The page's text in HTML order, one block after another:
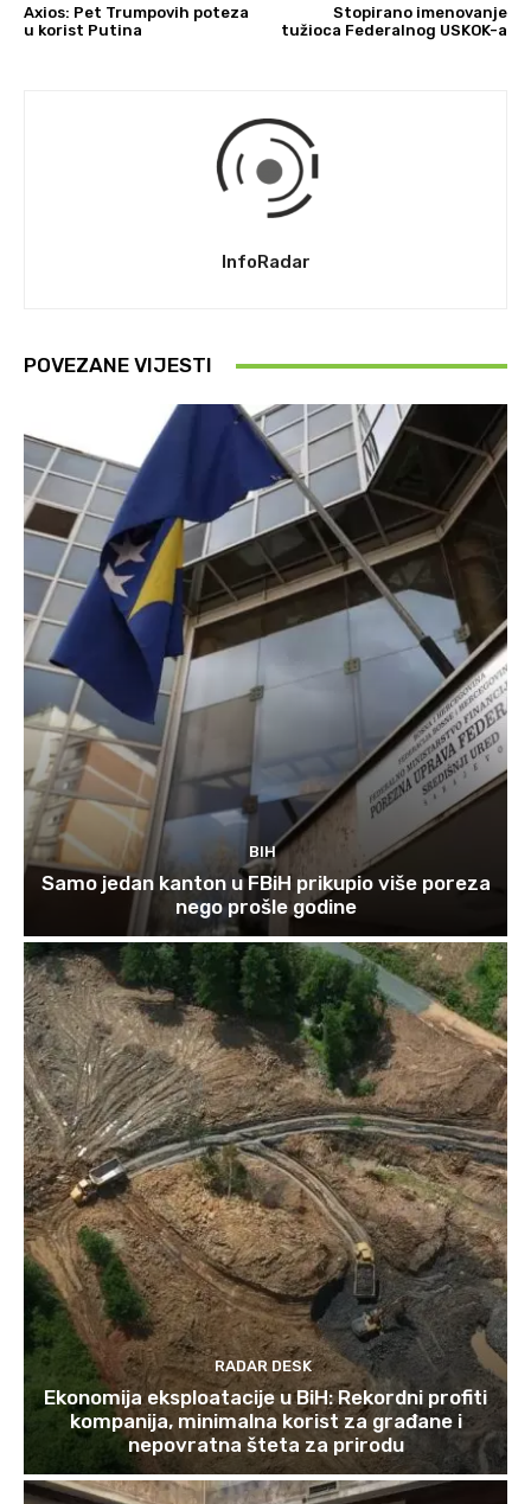
Axios: Pet Trumpovih poteza
u korist Putina
Stopirano imenovanje
tužioca Federalnog USKOK-a
InfoRadar
POVEZANE VIJESTI
BIH
Samo jedan kanton u FBiH prikupio više poreza
nego prošle godine
RADAR DESK
Ekonomija eksploatacije u BiH: Rekordni profiti
kompanija, minimalna korist za građane i
nepovratna šteta za prirodu